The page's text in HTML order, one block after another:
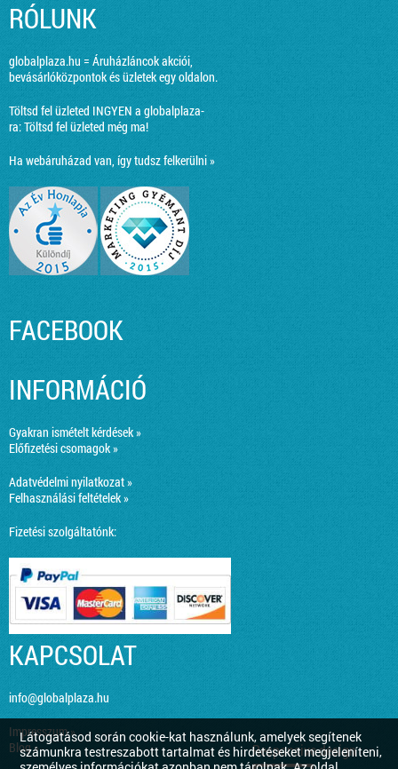
Látogatásod során cookie-kat használunk, amelyek segítenek
számunkra testreszabott tartalmat és hirdetéseket megjeleníteni,
RÓLUNK
globalplaza.hu = Áruházláncok akciói,
bevásárlóközpontok és üzletek egy oldalon.
Töltsd fel üzleted INGYEN a globalplaza-
ra:Töltsd fel üzleted még ma!
Ha webáruházad van, így tudsz felkerülni »
FACEBOOK
INFORMÁCIÓ
Gyakran ismételt kérdések »
Előfizetési csomagok »
Adatvédelmi nyilatkozat »
Felhasználási feltételek »
Fizetési szolgáltatónk:
KAPCSOLAT
info@globalplaza.hu
Impresszum »
Blog »
Responsive design